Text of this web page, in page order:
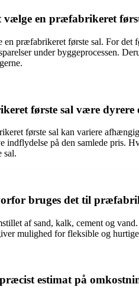
vælge en præfabrikeret
præfabrikeret første sal. For det
under byggeprocessen.
første sal være dyrere
første sal kan variere
indflydelse på den samlede pris.
sal.
bruges det til
af sand, kalk, cement og
mulighed for fleksible og
estimat på